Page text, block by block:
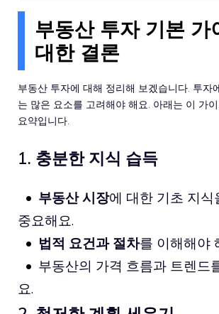
부동산 투자 기본 가
대한 결론
부동산 투자에 대해 정리해 보겠습니다. 투자
는 많은 요소를 고려해야 해요. 아래는 이 가
요약입니다.
1. 충분한 지식 습득
부동산 시장에 대한 기초 지식
중요해요.
법적 요건과 절차를 이해해야
부동산의 가격 흐름과 트렌드
요.